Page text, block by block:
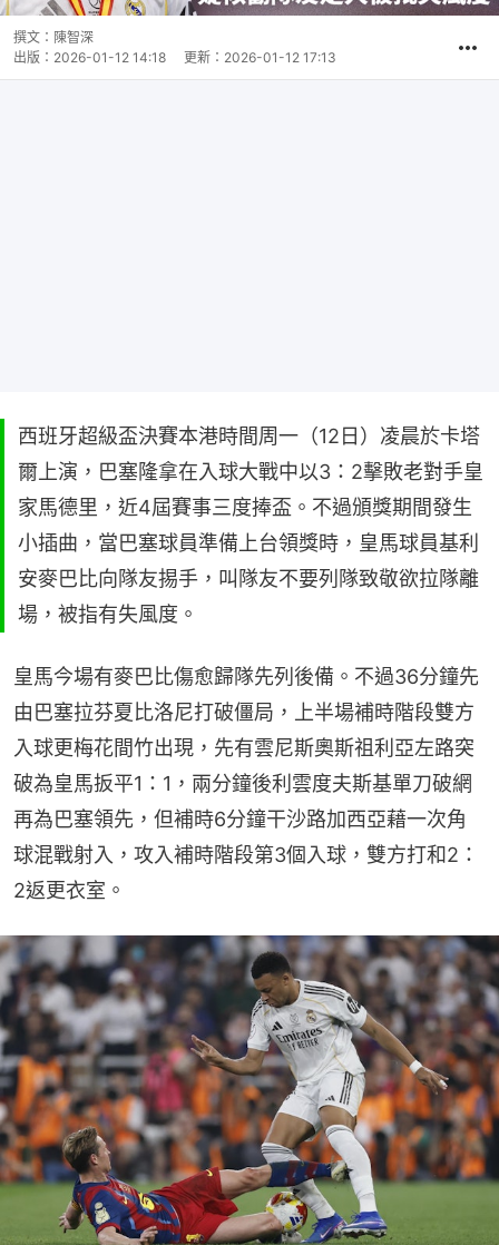
撰文： 陳智深
出版： 2026-01-12 14:18 更新： 2026-01-12 17:13
西班牙超級盃決賽本港時間周一（12日）凌晨於卡塔
爾上演，巴塞隆拿在入球大戰中以3：2擊敗老對手皇
家馬德里，近4屆賽事三度捧盃。不過頒獎期間發生
小插曲，當巴塞球員準備上台領獎時，皇馬球員基利
安麥巴比向隊友掦手，叫隊友不要列隊致敬欲拉隊離
場，被指有失風度。
皇馬今場有麥巴比傷愈歸隊先列後備。不過36分鐘先
由巴塞拉芬夏比洛尼打破僵局，上半場補時階段雙方
入球更梅花間竹出現，先有雲尼斯奧斯祖利亞左路突
破為皇馬扳平1：1，兩分鐘後利雲度夫斯基單刀破網
再為巴塞領先，但補時6分鐘干沙路加西亞藉一次角
球混戰射入，攻入補時階段第3個入球，雙方打和2：
2返更衣室。